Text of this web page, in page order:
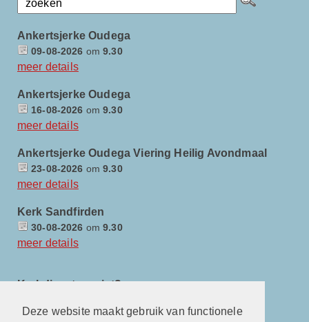
Deze website maakt gebruik van functionele
Ankertsjerke Oudega
09-08-2026 om9.30
meer details
Ankertsjerke Oudega
16-08-2026 om9.30
meer details
Ankertsjerke Oudega Viering Heilig Avondmaal
23-08-2026 om9.30
meer details
Kerk Sandfirden
30-08-2026 om9.30
meer details
Kerkdienst gemist?